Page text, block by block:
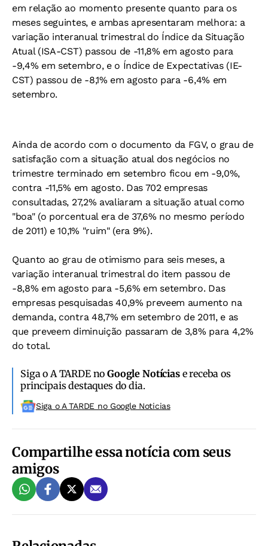
em relação ao momento presente quanto para os
meses seguintes, e ambas apresentaram melhora: a
variação interanual trimestral do Índice da Situação
Atual (ISA-CST) passou de -11,8% em agosto para
-9,4% em setembro, e o Índice de Expectativas (IE-
CST) passou de -8,1% em agosto para -6,4% em
setembro.
Ainda de acordo com o documento da FGV, o grau de
satisfação com a situação atual dos negócios no
trimestre terminado em setembro ficou em -9,0%,
contra -11,5% em agosto. Das 702 empresas
consultadas, 27,2% avaliaram a situação atual como
"boa" (o porcentual era de 37,6% no mesmo período
de 2011) e 10,1% "ruim" (era 9%).
Quanto ao grau de otimismo para seis meses, a
variação interanual trimestral do item passou de
-8,8% em agosto para -5,6% em setembro. Das
empresas pesquisadas 40,9% preveem aumento na
demanda, contra 48,7% em setembro de 2011, e as
que preveem diminuição passaram de 3,8% para 4,2%
do total.
Siga o A TARDE noGoogle Notíciase receba os
principais destaques do dia.
Siga o A TARDE no Google Noticias
Compartilhe essa notícia com seus
amigos